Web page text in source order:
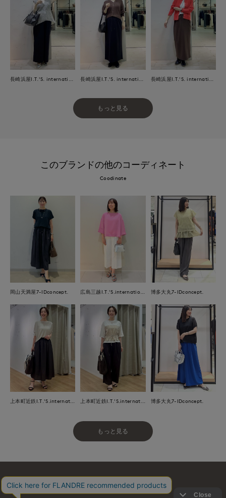
もっと見る
このブランドの他のコーディネート
Coodinate
岡山天満屋7-IDconcept. 博多大丸7-IDconcept.
博多大丸7-IDconcept.
もっと見る